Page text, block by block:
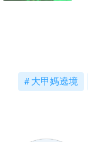
大甲媽遶境